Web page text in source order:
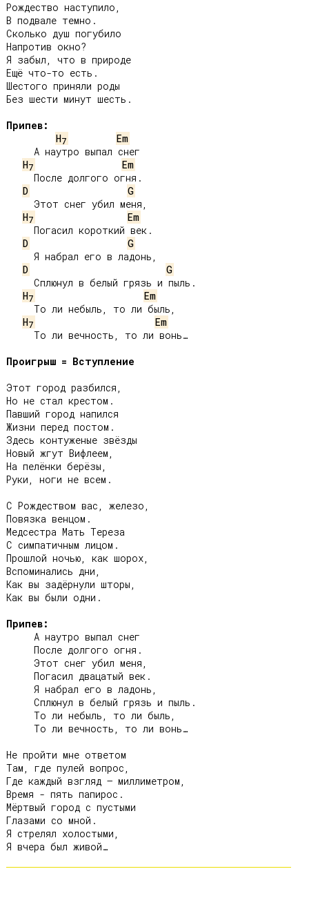
Рождество наступило,
В подвале темно.
Сколько душ погубило
Напротив окно?
Я забыл, что в природе
Ещё что-то есть.
Шестого приняли роды
Без шести минут шесть.
Припев:
H7
Em
H7
Em
D
G
H7
Em
D
G
D
G
H7
Em
H7
Em
Проигрыш = Вступление
Этот город разбился,
Но не стал крестом.
Павший город напился
Жизни перед постом.
Здесь контуженые звёзды
Новый жгут Вифлеем,
На пелёнки берёзы,
Руки, ноги не всем.
С Рождеством вас, железо,
Повязка венцом.
Медсестра Мать Тереза
С симпатичным лицом.
Прошлой ночью, как шорох,
Вспоминались дни,
Как вы задёрнули шторы,
Как вы были одни.
Припев:
Не пройти мне ответом
Там, где пулей вопрос,
Где каждый взгляд – миллиметром,
Время - пять папирос.
Мёртвый город с пустыми
Глазами со мной.
Я стрелял холостыми,